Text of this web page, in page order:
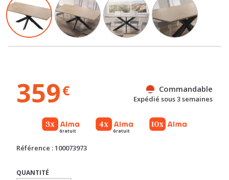
359€ Commandable
Expédié sous 3 semaines
Gratuit Gratuit
Référence : 100073973
QUANTITÉ